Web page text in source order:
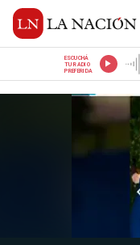
ESCUCHÁ
TU RADIO
PREFERIDA